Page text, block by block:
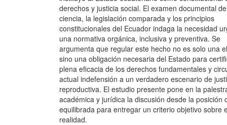
derechos y justicia social. El examen documental
ciencia, la legislación comparada y los principios
constitucionales del Ecuador indaga la necesidad
una normativa orgánica, inclusiva y preventiva. Se
argumenta que regular este hecho no es solo una
sino una obligación necesaria del Estado para
plena eficacia de los derechos fundamentales y
actual indefensión a un verdadero escenario de
reproductiva. El estudio presente pone en la
académica y jurídica la discusión desde la posición
equilibrada para entregar un criterio objetivo sobre
realidad.